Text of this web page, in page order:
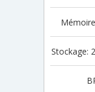
Stockage: